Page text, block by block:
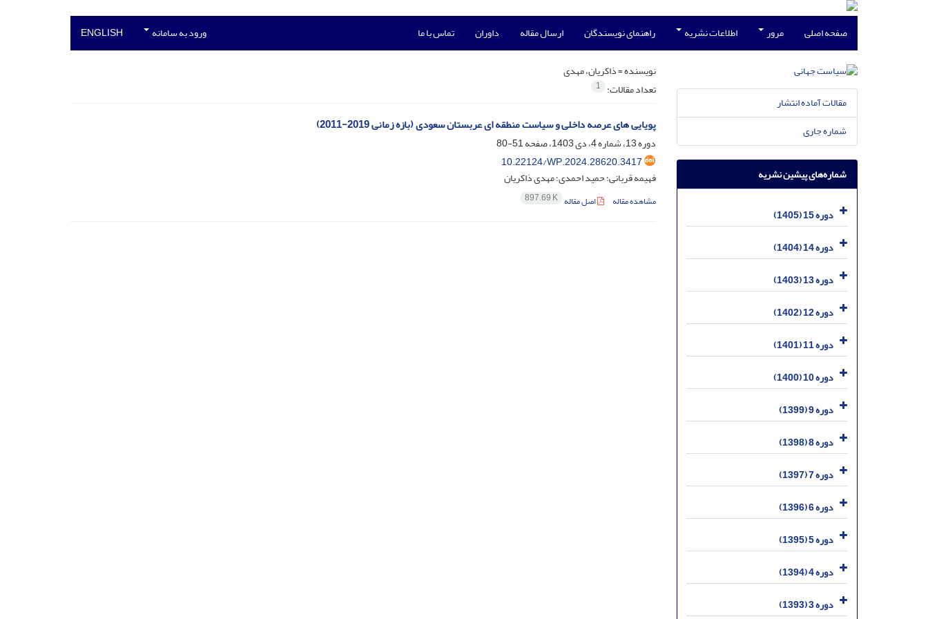
صفحه اصلی مرور اطلاعات نشریه راهنمای نویسندگان ارسال مقاله داوران تماس با ما ورود به سامانه ENGLISH
نویسنده =ذاکریان، مهدی
تعداد مقالات: 1
پویایی های عرصه داخلی و سیاست منطقه ای عربستان سعودی (بازه زمانی 2019-2011)
دوره 13، شماره 4، دی 1403، صفحه
51-80
10.22124/WP.2024.28620.3417
فهیمه قربانی؛ حمید احمدی؛ مهدی ذاکریان
مشاهده مقاله اصل مقاله 897.69 K
مقالات آماده انتشار
شماره جاری
شماره‌های پیشین نشریه
دوره 15 (1405)
دوره 14 (1404)
دوره 13 (1403)
دوره 12 (1402)
دوره 11 (1401)
دوره 10 (1400)
دوره 9 (1399)
دوره 8 (1398)
دوره 7 (1397)
دوره 6 (1396)
دوره 5 (1395)
دوره 4 (1394)
دوره 3 (1393)